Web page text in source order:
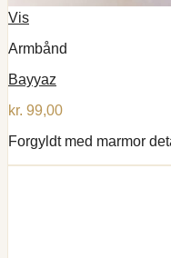
Vis
Armbånd
Bayyaz
kr. 99,00
Forgyldt med marmor